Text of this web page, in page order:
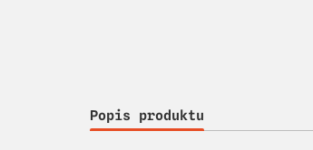
Popis produktu